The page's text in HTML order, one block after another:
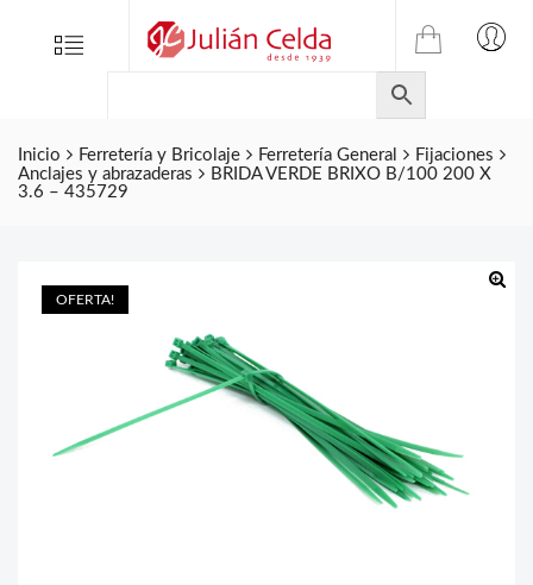
Menu
TIENDA
ONLINE
DE
JULIAN
CELDA
Inicio Ferretería y Bricolaje Ferretería General
Fijaciones
Anclajes y abrazaderas
BRIDA VERDE BRIXO B/100 200 X
3.6 – 435729
OFERTA!
Folletos
Contacto